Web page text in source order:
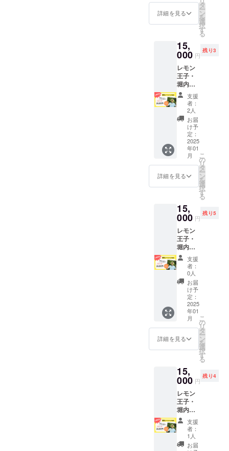
ではの
贅沢な
楽しみ
くださ
い。
小麦、
アーモ
ンドを
含みま
造工場
では、
くる
み・大
豆を含
む製品
を製造
してい
ます。
保存方
法・消
費期
限： 要
冷蔵
（10℃
前後）
で保
以内に
お召し
上がり
くださ
い。 ※1
月13日
発送分
は、当
日製造
したも
のとな
りま
す。消
費期限
は17日
となり
ます。
＞ 冷蔵
便でお
ます。
本製品
にはち
みつを
使用し
ており
ます。1
ル、レ
モン果
汁、レ
モン
産はち
みつ、
植物性
油脂、
アーモ
ンド
エッセ
ンス、
安定剤
（ロー
カスト
ビーン
ガム）
※卵、乳
成分、
小麦、
アーモ
ンドを
含みま
造工場
では、
くる
み・大
豆を含
む製品
を製造
してい
ます。
保存方
法・消
費期
限： 要
冷蔵
（10℃
前後）
で保
以内に
お召し
上がり
くださ
い。 ※1
月27日
発送分
は、当
日製造
したも
16cm（
予定）
原材
ヨーグ
ルト
（国内
製
造）、
小麦
粉、鶏
卵、ク
リーム
チー
ズ、バ
ター、
砂糖、
パイ
ナップ
ル、レ
モン果
汁、レ
モン
産はち
みつ、
植物性
油脂、
アーモ
ンド
エッセ
ンス、
安定剤
（ロー
カスト
ビーン
ガム）
※卵、乳
成分、
小麦、
アーモ
ンドを
含みま
造工場
では、
くる
み・大
豆を含
む製品
を製造
してい
ます。
保存方
と大好
評♪ ＜
報＞ 名
称：生
菓子
（はち
みつレ
モン
チーズ
ケー
キ） 内
容量：1
ホール
（410g
予定）
大き
さ：直
径
16cm（
予定）
原材
ヨーグ
ルト
（国内
製
造）、
小麦
粉、鶏
卵、ク
リーム
チー
ズ、バ
ター、
砂糖、
パイ
ナップ
ル、レ
モン果
汁、レ
モン
産はち
みつ、
植物性
油脂、
アーモ
ンド
エッセ
ンス、
安定剤
（ロー
ン緑
茶〉 ◯
（ティ
ーバッ
グ） ◯
内容量
1箱
（ティ
ーバッ
2g×12
個） ◯
大きさ
200×70
×60㎜程
材料
モン
（静岡
○アレル
ギー表
示につ
いて
茶、レ
モン ○
保存方
法、賞
味期限
外装に
記載 〇
お届け
につい
て 1月
～2月に
お届け
予定で
す。 原
材料及
物等の
食品表
示はお
届け商
品のラ
ベルに
表記さ
れま
す。 商
品開封
で保管
してく
お届け
につい
て 11月
～2月
頃、順
次発送
※送料込
みのお
値段で
す。
安は7～
12個で
況に
よって
差があ
ります
のでご
了承く
ださ
い。）
◯品
種：
ユーレ
カレモ
ンもし
くはリ
スボン
レモン
◯原産
◯消費
期限 青
ので、
到着後
できる
だけ早
くお召
し上が
りくだ
さい。
◯保存
方法、
冷蔵庫
または
で保管
してく
お届け
につい
て 11月
～2月
頃、順
次発送
※送料込
みのお
値段で
す。
月13日
(月)発送
分とな
りま
（冷蔵
便でお
届けし
ます）
・波乗
りレモ
ン1kg
・レモ
ン緑茶
・
ウィー
クエン
ドシト
ロン
（金の
延べ
棒） ・
ズケー
キ ・は
ちみつ
レモン
ビス
ケット
・堀内
カレン
ダー
（横
148mm
× 縦
100mm
） の豪
華6点
セッ
ト！ ぜ
力をす
べて堪
みては
いかが
でしょ
うか！ -
-----------
乗りレ
詳細を見る
タ
ー
ン
を
選
択
す
る
15,
000 円
残り3
レモン
王子・
堀内厳
選！ 波
乗りレ
モンコ
ラボ商
品スペ
シャル
セット
【注】1
月27日
(月)発送
分とな
りま
（冷蔵
便でお
届けし
ます）
・波乗
りレモ
ン1kg
・レモ
ン緑茶
・
ウィー
クエン
ドシト
ロン
（金の
延べ
棒） ・
ズケー
キ ・は
ちみつ
レモン
ビス
ケット
・堀内
カレン
ダー
（横
支援
者：
2人
お届
け予
定：
2025
年01
月
詳細を見る
こ
の
リ
タ
ー
ン
を
選
択
す
る
15,
000 円
残り5
レモン
王子・
堀内厳
選！ 波
乗りレ
モンコ
ラボ商
品スペ
シャル
セット
【注】2
月12日
(水)発送
分とな
りま
（冷蔵
便でお
届けし
ます）
・波乗
りレモ
ン1kg
・レモ
ン緑茶
・
支援
者：
0人
お届
け予
定：
2025
年01
月
詳細を見る
こ
の
リ
タ
ー
ン
を
選
択
す
る
15,
000 円
残り4
レモン
王子・
堀内厳
選！ 波
乗りレ
モンコ
ラボ商
支援
者：
1人
お届